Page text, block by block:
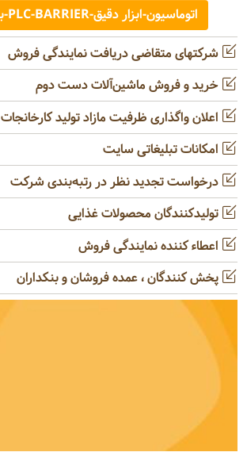
اتوماسیون-ابزار دقیق-PLC-BARRIER-بریر-سنسور
شرکتهای متقاضی دریافت نمایندگی فروش
خرید و فروش ماشین‌آلات دست دوم
اعلان واگذاری ظرفیت مازاد تولید کارخانجات
امکانات تبلیغاتی سایت
درخواست تجدید نظر در رتبه‌بندی شرکت
تولیدکنندگان محصولات غذایی
اعطاء کننده نمایندگی فروش
پخش کنندگان ، عمده فروشان و بنکداران